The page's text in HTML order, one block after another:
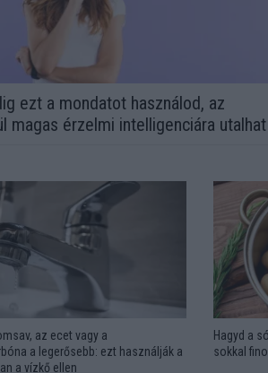
ezt a mondatot használod, az
magas érzelmi intelligenciára utalhat
az ecet vagy a
a legerősebb: ezt használják a
a vízkő ellen
Hagyd a
sokkal